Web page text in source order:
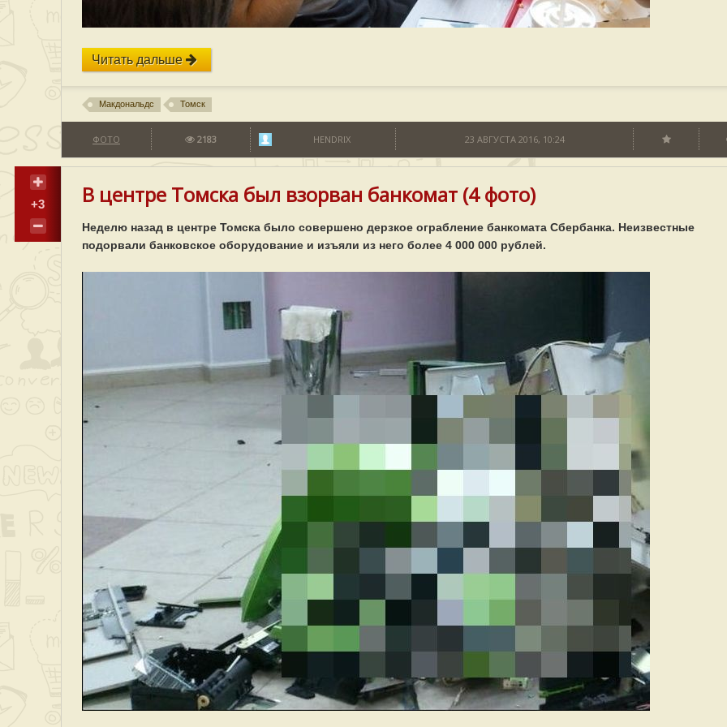
Читать дальше
Макдональдс Томск
ФОТО 2183 HENDRIX 23 АВГУСТА 2016, 10:24
+3 В центре Томска был взорван банкомат (4 фото)
Неделю назад в центре Томска было совершено дерзкое ограбление банкомата Сбербанка. Неизвестные
подорвали банковское оборудование и изъяли из него более 4 000 000 рублей.